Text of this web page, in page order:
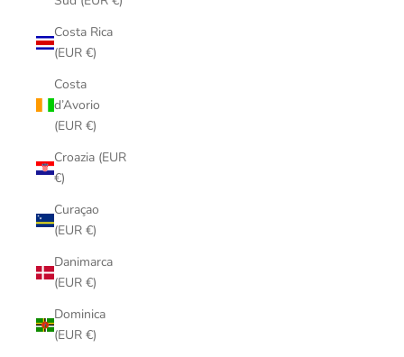
Costa Rica
(EUR €)
Costa
d’Avorio
(EUR €)
Croazia (EUR
€)
Curaçao
(EUR €)
Danimarca
(EUR €)
Dominica
(EUR €)